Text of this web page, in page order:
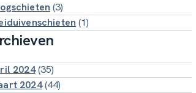
(3)
(1)
2024(35)
2024(44)